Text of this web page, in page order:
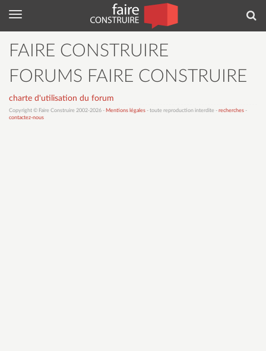
Menu
FAIRE CONSTRUIRE
FORUMS FAIRE CONSTRUIRE
charte d'utilisation du forum
Copyright © Faire Construire 2002-2026 - Mentions légales - toute reproduction interdite - recherches -
contactez-nous